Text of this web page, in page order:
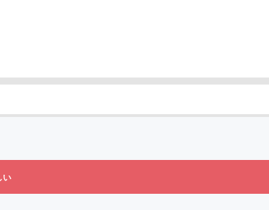
い